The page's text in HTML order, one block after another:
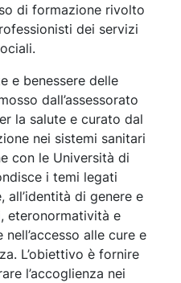
di formazione rivolto
dei servizi
e benessere delle
dall’assessorato
la salute e curato dal
nei sistemi sanitari
con le Università di
i temi legati
all’identità di genere e
eteronormatività e
alle cure e
L’obiettivo è fornire
l’accoglienza nei